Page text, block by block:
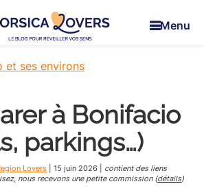
Menu
et ses environs
à Bonifacio
parkings…)
Lovers 15 juin 2026
contient des liens
nous recevons une petite commission (détails)